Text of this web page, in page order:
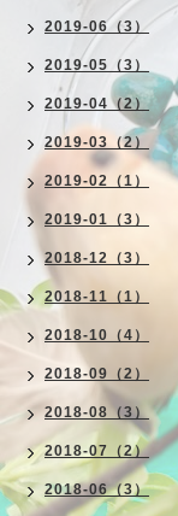
2019-06（3）
2019-05（3）
2019-04（2）
2019-03（2）
2019-02（1）
2019-01（3）
2018-12（3）
2018-11（1）
2018-10（4）
2018-09（2）
2018-08（3）
2018-07（2）
2018-06（3）